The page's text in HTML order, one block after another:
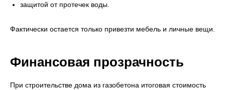
защитой от протечек воды.
Фактически остается только привезти мебель и личные вещи.
Финансовая прозрачность
При строительстве дома из газобетона итоговая стоимость